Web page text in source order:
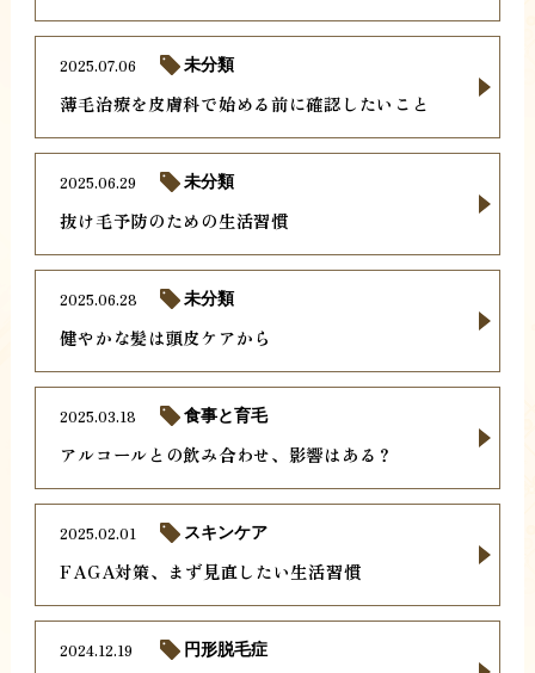
薄毛治療を皮膚科で始める前に確認したいこと
2025.07.06 未分類
抜け毛予防のための生活習慣
2025.06.29 未分類
健やかな髪は頭皮ケアから
2025.06.28 未分類
アルコールとの飲み合わせ、影響はある？
2025.03.18 食事と育毛
FAGA対策、まず見直したい生活習慣
2025.02.01 スキンケア
2024.12.19 円形脱毛症